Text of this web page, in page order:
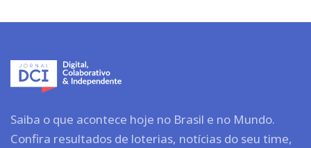
Saiba o que acontece hoje no Brasil e no Mundo.
Confira resultados de loterias, notícias do seu time,